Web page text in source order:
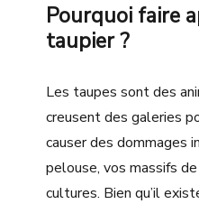
Pourquoi faire
taupier ?
Les taupes sont des
creusent des galeries
causer des dommages
pelouse, vos massifs
cultures. Bien qu’il